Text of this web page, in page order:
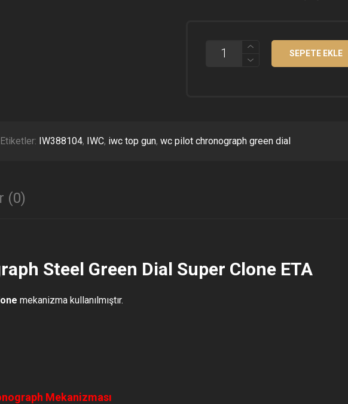
PILOT'S
ETA
SEPETE EKLE
Etiketler: IW388104, IWC, iwc top gun, wc pilot chronograph green dial
(0)
Steel Green Dial Super Clone ETA
mekanizma kullanılmıştır.
Mekanizması